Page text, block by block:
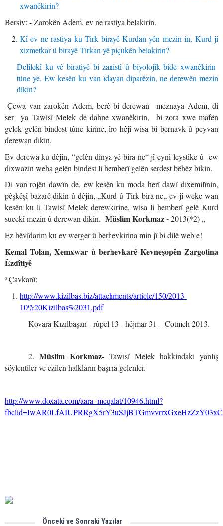
xwanêkirin?
Bersiv: - Zarokên Adem, ev ne rastiya belakirin.
Kî ev ne rastiya ku Tirk birayê Kurdan yên mezin in, Kurd jî
xizmetkar û birayê Tirkan yê piçukên belakirin?
Delîlekî ku vê biratiyê bi zanistî û biyolojîk bide xwanêkirin
tûne ye. Ew kesên ku van îdayan diparêzin, ne derewên mezin
dikin?
-Çewa van zarokên Adem, berê bi derewan meznaya Adem, di
ser ya Tawisî Melek de dahne xwanêkirin, bi zora xwe mafên
gelek gelên bindest tûne kirine, îro hêjî wisa bi bernavk û peyvan
derewan dikin.
Ev derewa ku dêjin, “gelên dinya yê bira ne“ jî eynî leystîke û ew
dixwazin weha gelên bindest li hemberî gelên serdest bêhêz bikin.
Di van rojên dawîn de, ew kesên ku moda herî dawî dixemilînin,
pêşkêşî bazarê dikin û dêjin, „Kurd û Tirk bira ne„ ev jî weke wan
kesên ku li Tawisî Melek derewkirine, wisa li hemberî gelê Kurd
sucekî mezin û derewan dikin. Müslim Korkmaz -2013(*2) „
Ez hêvîdarim ku ev werger û berhevkirina min jî bi dilê web e!
Kemal Tolan, Xemxwar û berhevkarê Kevneşopên Zargotina
Êzdîtiyê
*Çavkanî:
http://www.kizilbas.biz/attachments/article/150/2013-
10%20Kizilbas%2031.pdf
Kovara Kızılbaşan - rûpel 13 - hêjmar 31 – Cotmeh 2013.
2.Müslim Korkmaz- Tawisî Melek hakkindaki yanlış
söylentiler ve ezilen halkların başına gelenler.
http://www.doxata.com/aara_meqalat/10946.html?
Önceki ve Sonraki Yazılar